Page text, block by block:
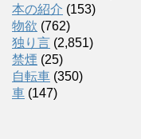
本の紹介 (153)
物欲 (762)
独り言 (2,851)
禁煙 (25)
自転車 (350)
車 (147)